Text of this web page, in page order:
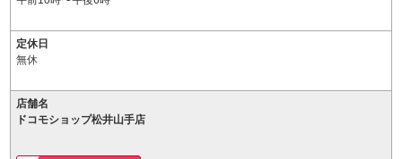
定休日
無休
店舗名
ドコモショップ松井山手店